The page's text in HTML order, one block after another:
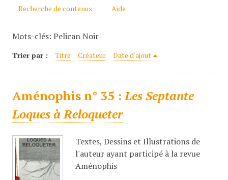
Recherche de contenus
Aide
Mots-clés: Pelican Noir
Trier par : Titre Créateur Date d'ajout
Aménophis n° 35 :Les Septante
Loques à Reloqueter
Textes, Dessins et Illustrations de
l'auteur ayant participé à la revue
Aménophis